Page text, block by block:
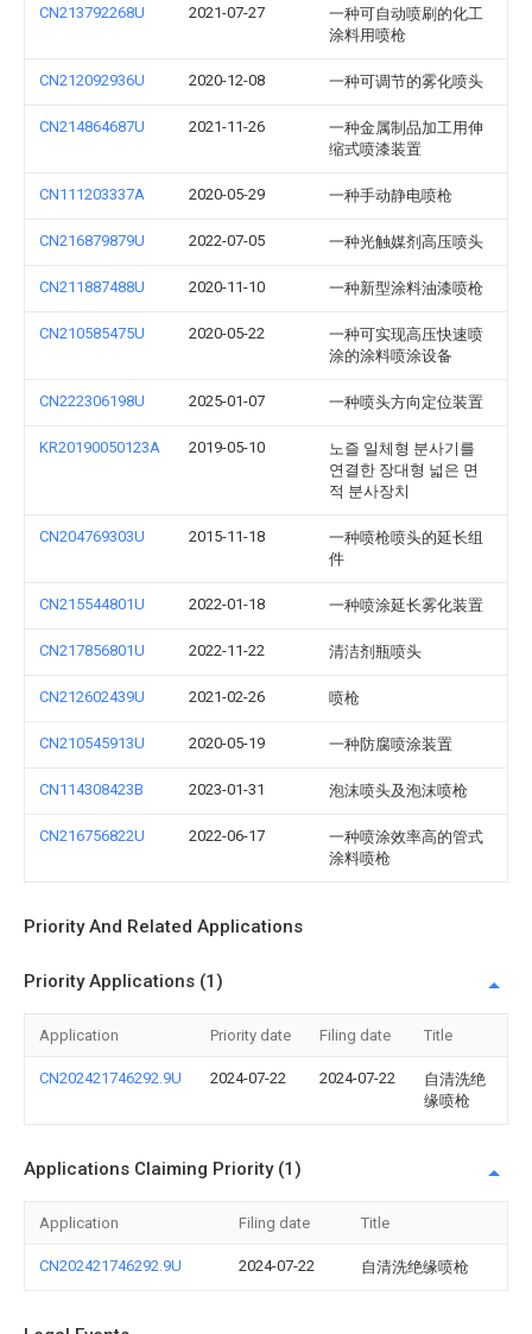
CN213792268U 2021-07-27
一种可自动喷刷的化工
涂料用喷枪
CN212092936U 2020-12-08 一种可调节的雾化喷头
CN214864687U 2021-11-26
一种金属制品加工用伸
缩式喷漆装置
CN111203337A 2020-05-29 一种手动静电喷枪
CN216879879U 2022-07-05 一种光触媒剂高压喷头
CN211887488U 2020-11-10 一种新型涂料油漆喷枪
CN210585475U 2020-05-22
一种可实现高压快速喷
涂的涂料喷涂设备
CN222306198U 2025-01-07 一种喷头方向定位装置
KR20190050123A 2019-05-10
노즐 일체형 분사기를
연결한 장대형 넓은 면
적 분사장치
CN204769303U 2015-11-18
一种喷枪喷头的延长组
件
CN215544801U 2022-01-18 一种喷涂延长雾化装置
CN217856801U 2022-11-22 清洁剂瓶喷头
CN212602439U 2021-02-26 喷枪
CN210545913U 2020-05-19 一种防腐喷涂装置
CN114308423B 2023-01-31 泡沫喷头及泡沫喷枪
CN216756822U 2022-06-17
一种喷涂效率高的管式
涂料喷枪
Priority And Related Applications
Priority Applications (1)
Application Priority date Filing date Title
CN202421746292.9U 2024-07-22 2024-07-22
自清洗绝
缘喷枪
Applications Claiming Priority (1)
Application Filing date Title
CN202421746292.9U 2024-07-22 自清洗绝缘喷枪